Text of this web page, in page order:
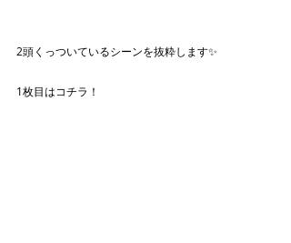
2頭くっついているシーンを抜粋します✨
1枚目はコチラ！